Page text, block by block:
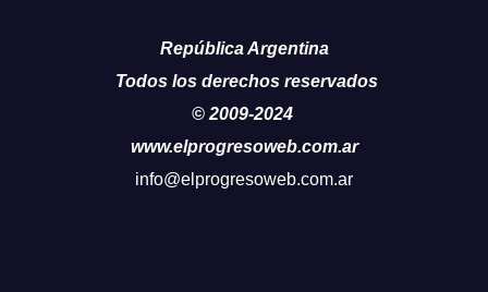
República Argentina
Todos los derechos reservados
© 2009-2024
www.elprogresoweb.com.ar
info@elprogresoweb.com.ar